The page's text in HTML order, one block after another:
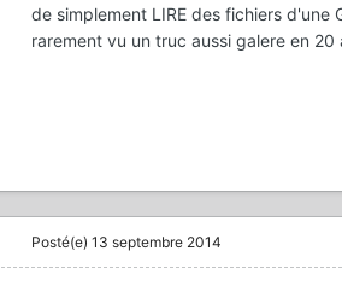
de simplement LIRE des fichiers d'une
rarement vu un truc aussi galere en
Posté(e) 13 septembre 2014